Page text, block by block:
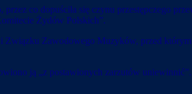
co dopuściła się czynu przestępczego
Żydów Polskich”.
Związku Zawodowego Muzyków, przed którym
ją „z postawionych zarzutów